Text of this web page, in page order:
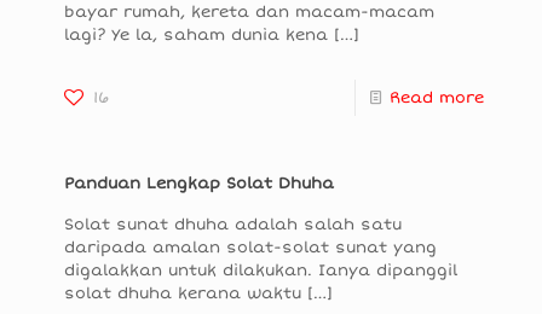
bayar rumah, kereta dan macam-macam
lagi? Ye la, saham dunia kena […]
16 Read more
Panduan Lengkap Solat Dhuha
Solat sunat dhuha adalah salah satu
daripada amalan solat-solat sunat yang
digalakkan untuk dilakukan. Ianya dipanggil
solat dhuha kerana waktu […]